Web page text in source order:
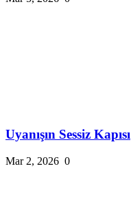
Uyanışın Sessiz Kapısı
Mar 2, 2026 0